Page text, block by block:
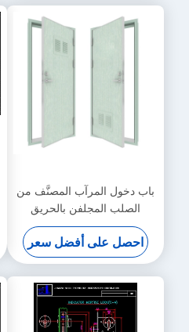
باب دخول المرآب المصنَّف من
الصلب المجلفن بالحريق
وإطارات فئة B30
احصل على أفضل سعر